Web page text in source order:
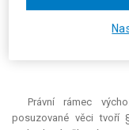
Nejvyšší správní
Právní rámec
posuzované věci